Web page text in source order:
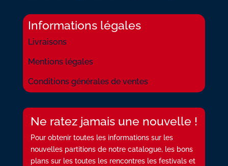
Informations légales
Livraisons
Mentions légales
Conditions générales de ventes
Ne ratez jamais une nouvelle !
Pour obtenir toutes les informations sur les
nouvelles partitions de notre catalogue, les bons
plans sur les toutes les rencontres les festivals et